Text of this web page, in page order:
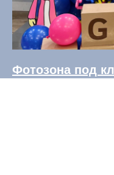
Фотозона под